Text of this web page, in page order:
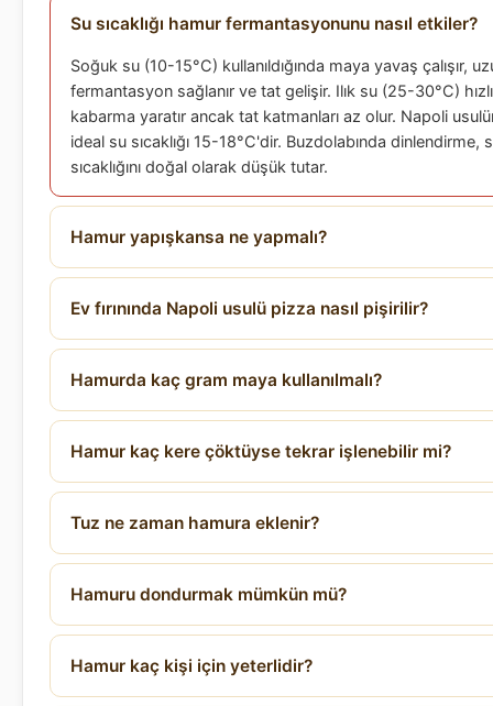
Su sıcaklığı hamur fermantasyonunu nasıl etkiler?
Soğuk su (10-15°C) kullanıldığında maya yavaş çalışır,
fermantasyon sağlanır ve tat gelişir. Ilık su (25-30°C) hızlı
kabarma yaratır ancak tat katmanları az olur. Napoli
ideal su sıcaklığı 15-18°C'dir. Buzdolabında dinlendirme,
sıcaklığını doğal olarak düşük tutar.
Hamur yapışkansa ne yapmalı?
Ev fırınında Napoli usulü pizza nasıl pişirilir?
Hamurda kaç gram maya kullanılmalı?
Hamur kaç kere çöktüyse tekrar işlenebilir mi?
Tuz ne zaman hamura eklenir?
Hamuru dondurmak mümkün mü?
Hamur kaç kişi için yeterlidir?